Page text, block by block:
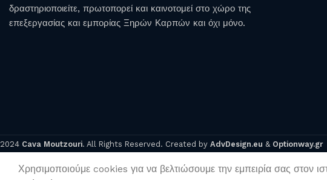
δραστηριοποιείτε, πρωτοπορεί και καινοτομεί στο χώρο της
επεξεργασίας και εμπορίας Ξηρών Καρπών και όχι μόνο.
2024 Cava Moutzouri. All Rights Reserved. Created by AdvDesign.eu & Optionway.gr
Χρησιμοποιούμε cookies για να βελτιώσουμε την εμπειρία σας στον